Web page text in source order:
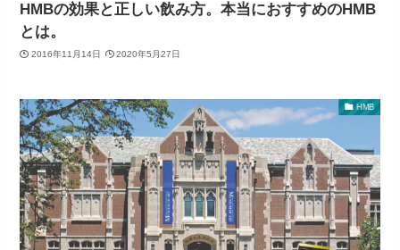
HMBの効果と正しい飲み方。本当におすすめのHMB
とは。
2016年11月14日 2020年5月27日
HMB